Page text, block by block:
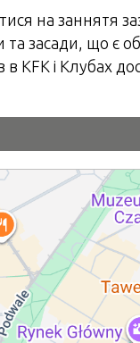
на заннятя
засади, що є
в KFK і Клубах